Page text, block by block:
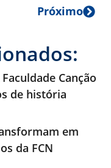
Próximo
Canção
de história
em
da FCN